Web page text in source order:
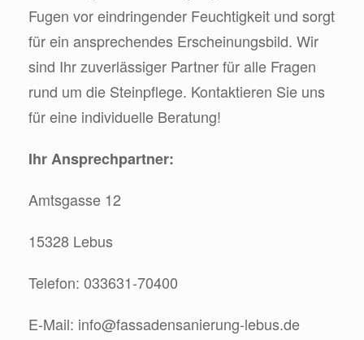
Fugen vor eindringender Feuchtigkeit und sorgt
für ein ansprechendes Erscheinungsbild. Wir
sind Ihr zuverlässiger Partner für alle Fragen
rund um die Steinpflege. Kontaktieren Sie uns
für eine individuelle Beratung!
Ihr Ansprechpartner:
Amtsgasse 12
15328 Lebus
Telefon: 033631-70400
E-Mail: info@fassadensanierung-lebus.de